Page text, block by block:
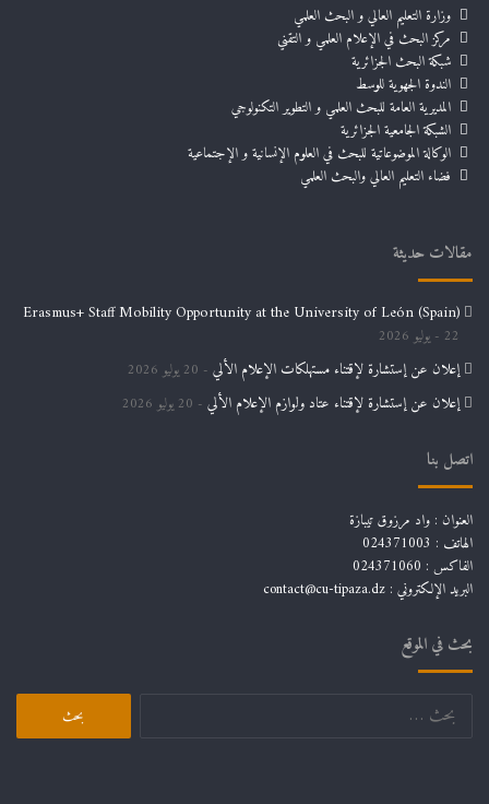
وزارة التعليم العالي و البحث العلمي
مركز البحث في الإعلام العلمي و التقني
شبكة البحث الجزائرية
الندوة الجهوية للوسط
المديرية العامة للبحث العلمي و التطوير التكنولوجي
الشبكة الجامعية الجزائرية
الوكالة الموضوعاتية للبحث في العلوم الإنسانية و الإجتماعية
فضاء التعليم العالي والبحث العلمي
مقالات حديثة
Erasmus+ Staff Mobility Opportunity at the University of León (Spain)
22 يوليو 2026
إعلان عن إستشارة لإقتناء مستهلكات الإعلام الألي 20 يوليو 2026
إعلان عن إستشارة لإقتناء عتاد ولوازم الإعلام الألي 20 يوليو 2026
اتصل بنا
العنوان : واد مرزوق تيبازة
الهاتف : 024371003
الفاكس : 024371060
البريد الإلكتروني : contact@cu-tipaza.dz
بحث في الموقع
البحث